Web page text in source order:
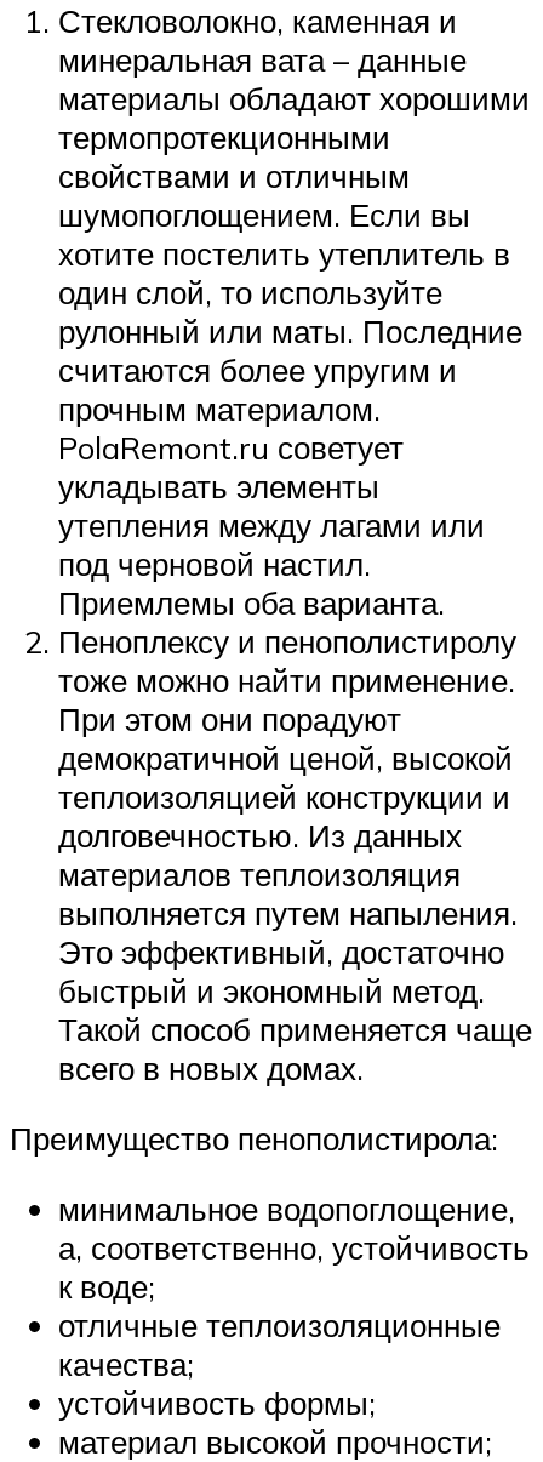
Стекловолокно, каменная и
минеральная вата – данные
материалы обладают хорошими
термопротекционными
свойствами и отличным
шумопоглощением. Если вы
хотите постелить утеплитель в
один слой, то используйте
рулонный или маты. Последние
считаются более упругим и
прочным материалом.
PolaRemont.ru советует
укладывать элементы
утепления между лагами или
под черновой настил.
Приемлемы оба варианта.
Пеноплексу и пенополистиролу
тоже можно найти применение.
При этом они порадуют
демократичной ценой, высокой
теплоизоляцией конструкции и
долговечностью. Из данных
материалов теплоизоляция
выполняется путем напыления.
Это эффективный, достаточно
быстрый и экономный метод.
Такой способ применяется чаще
всего в новых домах.
Преимущество пенополистирола:
минимальное водопоглощение,
а, соответственно, устойчивость
к воде;
отличные теплоизоляционные
качества;
устойчивость формы;
материал высокой прочности;